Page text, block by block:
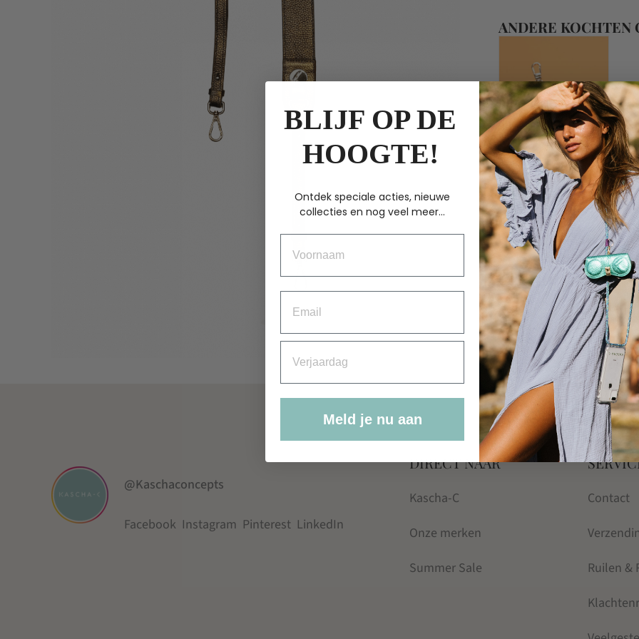
ANDERE KOCHTEN
Kascha-C
WALLET DE ROND
METALLIC COPPER
€ 44.95
@Kaschaconcepts
Facebook Instagram Pinterest LinkedIn
DIRECT NAAR
Kascha-C
Onze merken
Summer Sale
Contact
Ruilen &
BLIJF OP DE
HOOGTE!
Ontdek speciale acties, nieuwe
collecties en nog veel meer...
Meld je nu aan